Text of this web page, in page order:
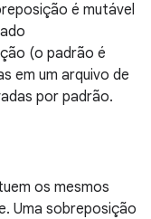
é mutável
(o padrão é
em um arquivo de
por padrão.
os mesmos
Uma sobreposição